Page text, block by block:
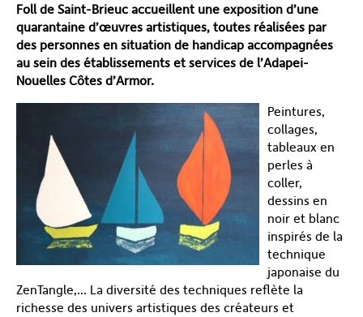
Foll de Saint-Brieuc accueillent une exposition d’une
quarantaine d’œuvres artistiques, toutes réalisées par
des personnes en situation de handicap accompagnées
au sein des établissements et services de l’Adapei-
Nouelles Côtes d’Armor.
Peintures,
collages,
tableaux en
perles à
coller,
dessins en
noir et blanc
inspirés de la
technique
japonaise du
ZenTangle,… La diversité des techniques reflète la
richesse des univers artistiques des créateurs et